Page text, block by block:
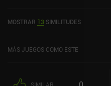
MOSTRAR 13 SIMILITUDES
MÁS JUEGOS COMO ESTE